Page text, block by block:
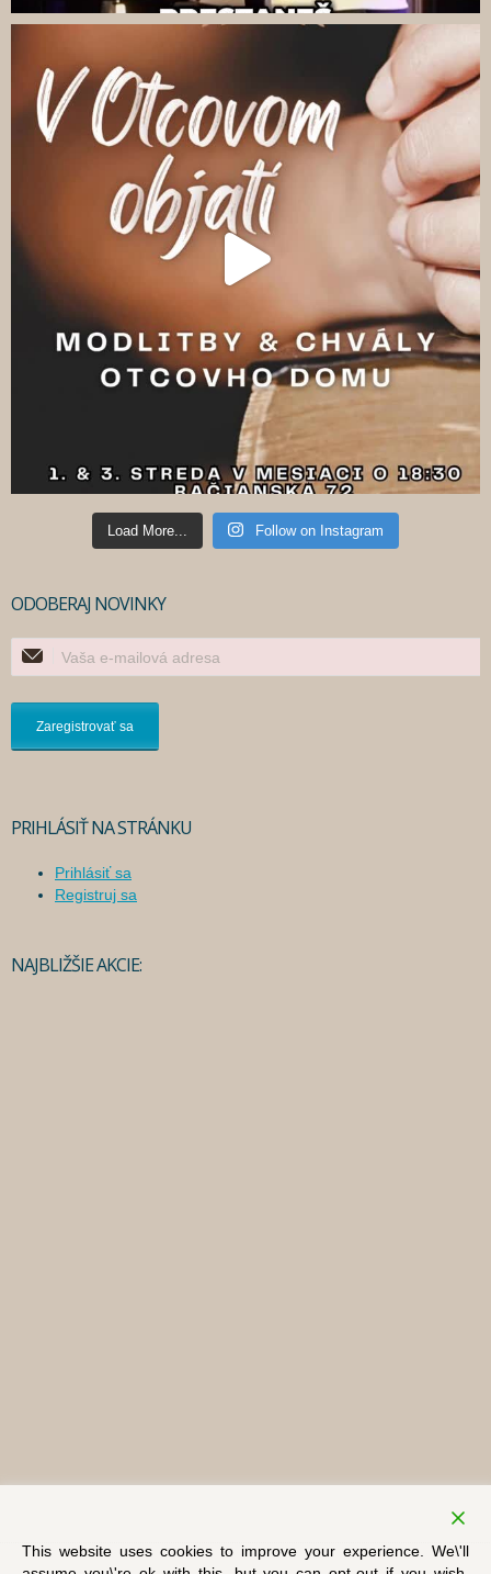
Load More... Follow on Instagram
ODOBERAJ NOVINKY
PRIHLÁSIŤ NA STRÁNKU
Prihlásiť sa
Registruj sa
NAJBLIŽŠIE AKCIE:
This website uses cookies to improve your experience. We\'ll